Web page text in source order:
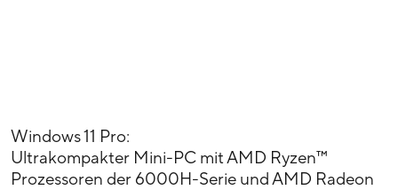
Windows 11 Pro:
Ultrakompakter Mini-PC mit AMD Ryzen™
Prozessoren der 6000H-Serie und AMD Radeon